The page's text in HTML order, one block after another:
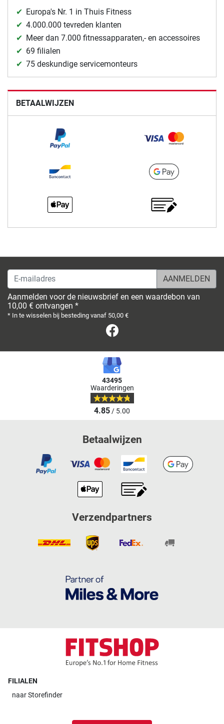
Europa's Nr. 1 in Thuis Fitness
4.000.000 tevreden klanten
Meer dan 7.000 fitnessapparaten,- en accessoires
69 filialen
75 deskundige servicemonteurs
BETAALWIJZEN
E-mailadres
Aanmelden voor de nieuwsbrief en een waardebon van
10,00 € ontvangen *
* In te wisselen bij besteding vanaf 50,00 €
43495
Waarderingen
4.85/ 5.00
Betaalwijzen
Verzendpartners
FILIALEN
naarStorefinder